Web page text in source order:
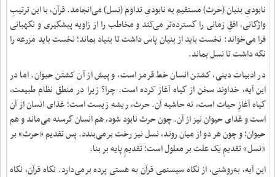
نابودیِ بنیان (حرث) مستقیم به نابودیِ تداوم (نسل) می‌انجامد. قرآن، با این ترتیبِ
واژگانی، افقِ زمانی را گسترده‌تر می‌کند و مخاطب را از زاویه‌ پیشگیری و نگهبانی
فرا می‌خواند: نخست باید از بنیان پاس داشت تا بنیاد بماند؛ نخست باید مزرعه را
نگه داشت تا نسل بماند.
در ادبیات دینی، کشتن انسان خط قرمز است، و پیش از آن کشتن حیوان. اما در
این آیه، خداوند سخن از گیاه آغاز کرده است. چرا؟ زیرا در منطق نظام طبیعت،
گیاه آغازِ حیات است، نه حاشیه‌ آن. حرث، ریشه‌ زیست است؛ غذای انسان از آن
است و غذای حیوان نیز از آن. چون حرث نابود شود، هم انسان گرسنه می‌ماند و هم
حیوان؛ و چون هر دو از میان روند، نسل نیز رخت برمی‌بندد. پس تقدیم «حرث» بر
«نسل» تقدیمِ یک علت بر معلول است؛ تقدیمِ پایه بر بنا.
این آیه، به‌روشنی، از نگاه سیستمی قرآن به هستی پرده برمی‌دارد. نگاه قرآن، نگاه